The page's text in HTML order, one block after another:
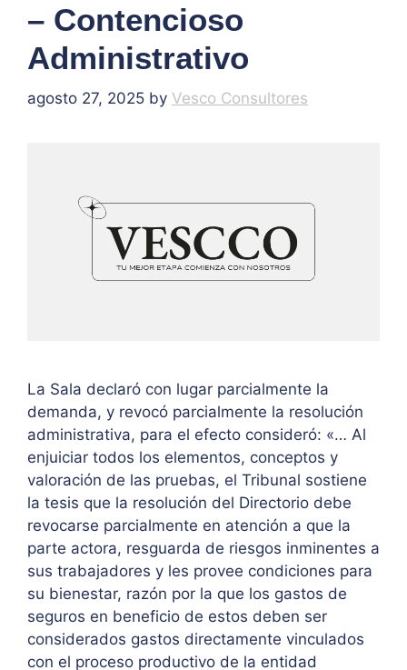
– Contencioso
Administrativo
agosto 27, 2025 by Vesco Consultores
La Sala declaró con lugar parcialmente la
demanda, y revocó parcialmente la resolución
administrativa, para el efecto consideró: «… Al
enjuiciar todos los elementos, conceptos y
valoración de las pruebas, el Tribunal sostiene
la tesis que la resolución del Directorio debe
revocarse parcialmente en atención a que la
parte actora, resguarda de riesgos inminentes a
sus trabajadores y les provee condiciones para
su bienestar, razón por la que los gastos de
seguros en beneficio de estos deben ser
considerados gastos directamente vinculados
con el proceso productivo de la entidad